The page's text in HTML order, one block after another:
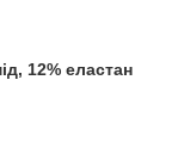
12% еластан